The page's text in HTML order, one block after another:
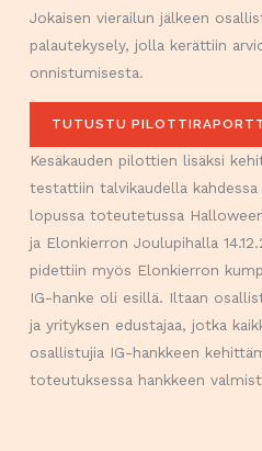
Jokaisen vierailun jälkeen
palautekysely, jolla kerättiin
onnistumisesta.
TUTUSTU
Kesäkauden pilottien lisäksi
testattiin talvikaudella
lopussa toteutetussa
ja Elonkierron Joulupihalla
pidettiin myös Elonkierron
IG-hanke oli esillä. Iltaan
ja yrityksen edustajaa, jotka
osallistujia IG-hankkeen
toteutuksessa hankkeen